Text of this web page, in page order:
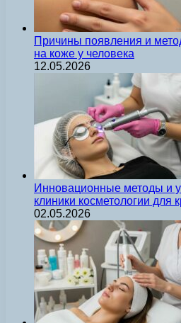
Причины появления и
на коже у человека
12.05.2026
Инновационные методы и
клиники косметологии для
02.05.2026